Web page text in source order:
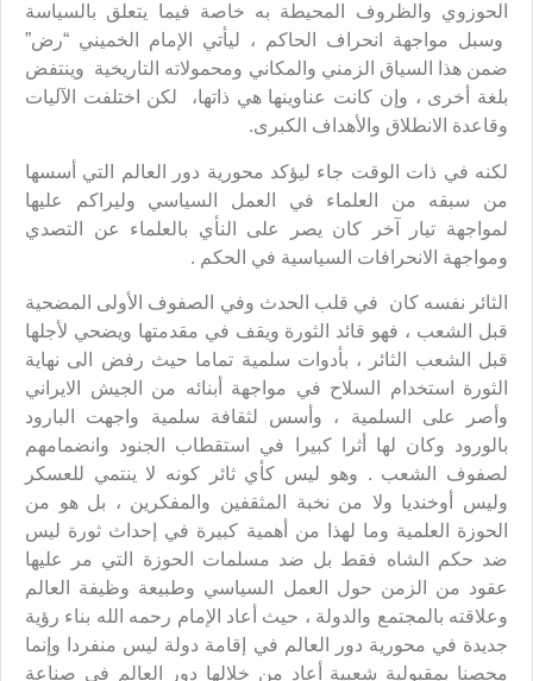
الحوزوي والظروف المحيطة به خاصة فيما يتعلق بالسياسة
وسبل مواجهة انحراف الحاكم ، ليأتي الإمام الخميني “رض”
ضمن هذا السياق الزمني والمكاني ومحمولاته التاريخية وينتفض
بلغة أخرى ، وإن كانت عناوينها هي ذاتها، لكن اختلفت الآليات
وقاعدة الانطلاق والأهداف الكبرى.
لكنه في ذات الوقت جاء ليؤكد محورية دور العالم التي أسسها
من سبقه من العلماء في العمل السياسي وليراكم عليها
لمواجهة تيار آخر كان يصر على النأي بالعلماء عن التصدي
ومواجهة الانحرافات السياسية في الحكم .
الثائر نفسه كان في قلب الحدث وفي الصفوف الأولى المضحية
قبل الشعب ، فهو قائد الثورة ويقف في مقدمتها ويضحي لأجلها
قبل الشعب الثائر ، بأدوات سلمية تماما حيث رفض الى نهاية
الثورة استخدام السلاح في مواجهة أبنائه من الجيش الايراني
وأصر على السلمية ، وأسس لثقافة سلمية واجهت البارود
بالورود وكان لها أثرا كبيرا في استقطاب الجنود وانضمامهم
لصفوف الشعب . وهو ليس كأي ثائر كونه لا ينتمي للعسكر
وليس أوخنديا ولا من نخبة المثقفين والمفكرين ، بل هو من
الحوزة العلمية وما لهذا من أهمية كبيرة في إحداث ثورة ليس
ضد حكم الشاه فقط بل ضد مسلمات الحوزة التي مر عليها
عقود من الزمن حول العمل السياسي وطبيعة وظيفة العالم
وعلاقته بالمجتمع والدولة ، حيث أعاد الإمام رحمه الله بناء رؤية
جديدة في محورية دور العالم في إقامة دولة ليس منفردا وإنما
محصنا بمقبولية شعبية أعاد من خلالها دور العالم في صناعة